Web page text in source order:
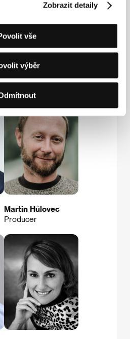
Zobrazit detaily
vše
výběr
Film Institution Rep.,
Producer
Martin Hůlovec
Producer